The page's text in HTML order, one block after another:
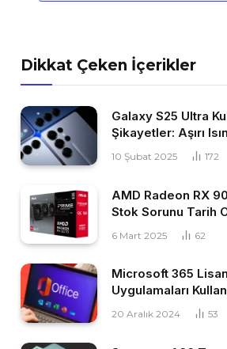
Dikkat Çeken İçerikler
Galaxy S25 Ultra
Şikayetler: Aşırı
10 Şubat 2025 172
AMD Radeon RX
Stok Sorunu Tarih
6 Mart 2025 62
Microsoft 365
Uygulamaları
20 Aralık 2024 53